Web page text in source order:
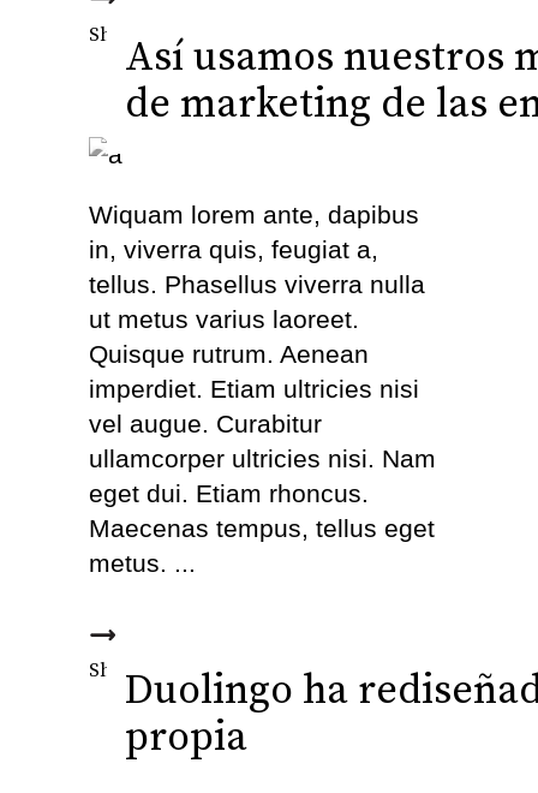
Share thisAsí usamos nuestros
de marketing de las
Wiquam lorem ante, dapibus
in, viverra quis, feugiat a,
tellus. Phasellus viverra nulla
ut metus varius laoreet.
Quisque rutrum. Aenean
imperdiet. Etiam ultricies nisi
vel augue. Curabitur
ullamcorper ultricies nisi. Nam
eget dui. Etiam rhoncus.
Maecenas tempus, tellus eget
metus.
Share this Fb. Ln.
Duolingo ha
propia